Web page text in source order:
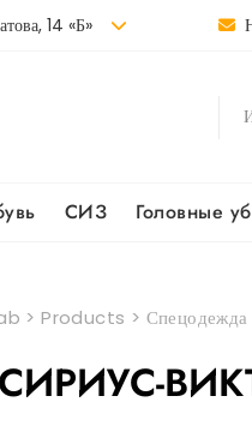
14 «Б»
СИЗ Головные
>Products > Спецодежда
СИРИУС-